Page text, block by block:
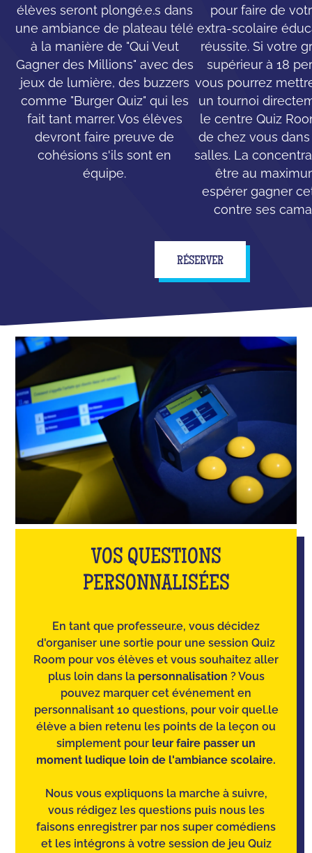
élèves seront plongé.e.s dans
une ambiance de plateau télé
à la manière de "Qui Veut
Gagner des Millions" avec des
jeux de lumière, des buzzers
comme "Burger Quiz" qui les
fait tant marrer. Vos élèves
devront faire preuve de
cohésions s'ils sont en
équipe.
pour faire de
extra-scolaire
réussite. Si votre
supérieur à 18
vous pourrez
un tournoi
le centre Quiz
de chez vous
salles. La
être au
espérer gagner
contre ses
RÉSERVER
VOS QUESTIONS
PERSONNALISÉES
En tant que professeur.e, vous décidez
d'organiser une sortie pour une session Quiz
Room pour vos élèves et vous souhaitez aller
plus loin dans la personnalisation ? Vous
pouvez marquer cet événement en
personnalisant 10 questions, pour voir quel.le
élève a bien retenu les points de la leçon ou
simplement pour leur faire passer un
moment ludique loin de l'ambiance scolaire.
Nous vous expliquons la marche à suivre,
vous rédigez les questions puis nous les
faisons enregistrer par nos super comédiens
et les intégrons à votre session de jeu Quiz